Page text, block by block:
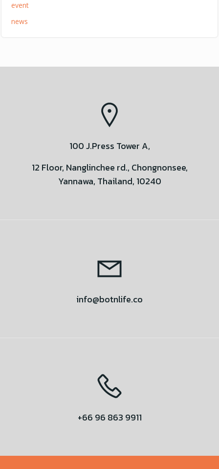
event
news
100 J.Press Tower A,
12 Floor, Nanglinchee rd., Chongnonsee,
Yannawa, Thailand, 10240
info@botnlife.co
+66 96 863 9911